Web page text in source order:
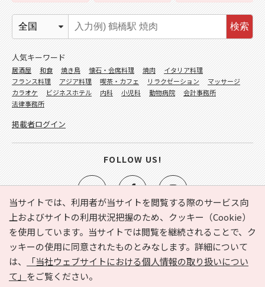
当サイトでは、利用者が当サイトを閲覧する際のサービス向
上およびサイトの利用状況把握のため、クッキー（Cookie）
を使用しています。当サイトでは閲覧を継続されることで、ク
ッキーの使用に同意されたものとみなします。詳細について
は、
「当社ウェブサイトにおける個人情報の取り扱いについ
て」 をご覧ください。
e-NAVITA（イーナビタ）とは？ お気に入り
ヘルプ
利用規約
個人情報の取り扱いについて
運営会社
サイトマップ
広告掲載に関するお問い合わせ
検索
人気キーワード
居酒屋 和食 焼き鳥 懐石・会席料理 焼肉
イタリア料理
フランス料理
アジア料理 喫茶・カフェ リラクゼーション
マッサージ
カラオケ
ビジネスホテル 内科 小児科 動物病院
会計事務所
法律事務所
掲載者ログイン
FOLLOW US!